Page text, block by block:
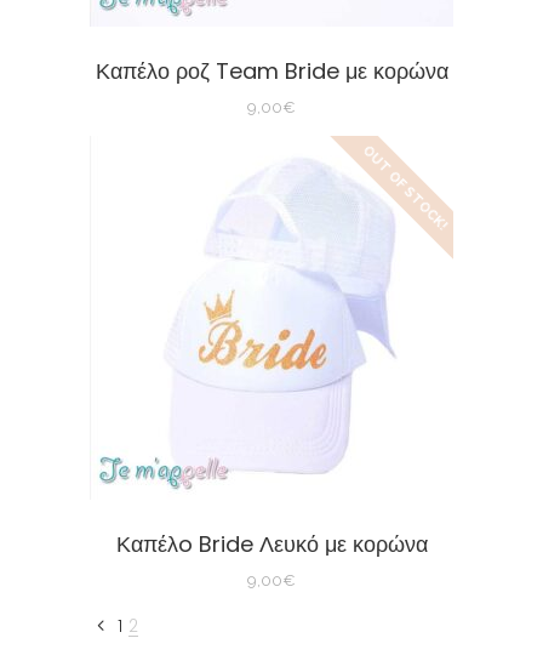
Καπέλο ροζ Team Bride με κορώνα
9,00€
OUT OF STOCK!
Καπέλo Bride Λευκό με κορώνα
9,00€
1 2